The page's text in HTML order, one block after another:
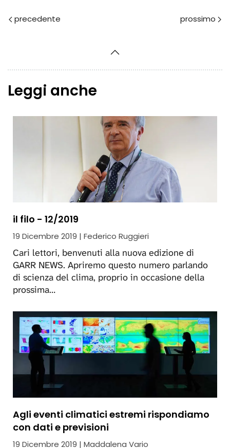
Leggi anche
il filo - 12/2019
19 Dicembre 2019 | Federico Ruggieri
Cari lettori, benvenuti alla nuova edizione di
GARR NEWS. Apriremo questo numero parlando
di scienza del clima, proprio in occasione della
prossima…
Agli eventi climatici estremi rispondiamo
con dati e previsioni
19 Dicembre 2019 | Maddalena Vario